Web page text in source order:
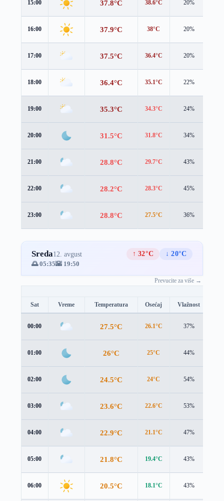
15:00 37.8°C 38.6°C 20%
16:00 37.9°C 38°C 20%
17:00 37.5°C 36.4°C 20%
18:00 36.4°C 35.1°C 22%
19:00 35.3°C 34.3°C 24%
20:00 31.5°C 31.8°C 34%
21:00 28.8°C 29.7°C 43%
22:00 28.2°C 28.3°C 45%
23:00 28.8°C 27.5°C 36%
Sreda12. avgust ↑ 32°C
↓ 20°C
🌅 05:35🌇 19:50
Prevucite za više →
Sat Vreme Temperatura Osećaj Vlažnost
00:00 27.5°C 26.1°C 37%
01:00 26°C 25°C 44%
02:00 24.5°C 24°C 54%
03:00 23.6°C 22.6°C 53%
04:00 22.9°C 21.1°C 47%
05:00 21.8°C 19.4°C 43%
06:00 20.5°C 18.1°C 43%